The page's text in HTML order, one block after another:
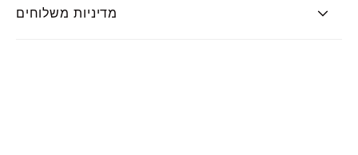
מדיניות משלוחים